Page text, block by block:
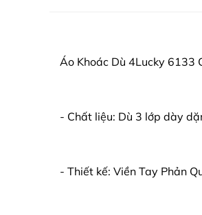
Áo Khoác Dù 4Lucky 6133
- Chất liệu: Dù 3 lớp dày
- Thiết kế: Viền Tay Phản